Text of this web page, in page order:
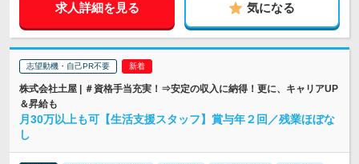
求人詳細を見る 気になる
志望動機・自己PR不要
株式会社土屋 | ＃資格手当充実！⇒安定の収入に納得！更に、キャリアUP
＆昇給も
月30万以上も可【生活支援スタッフ】賞与年２回／残業ほぼな
し